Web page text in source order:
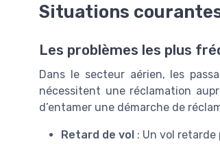
Situations
Les problèmes les plus
Dans le secteur aérien, les
nécessitent une réclamation
d’entamer une démarche de
Retard de vol : Un vol